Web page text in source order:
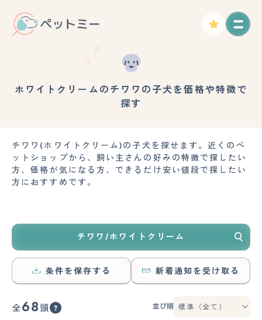
ホワイトクリームのチワワの子犬を価格や特徴で
探す
チワワ(ホワイトクリーム)の子犬を探せます。近くのペ
ットショップから、飼い主さんの好みの特徴で探したい
方、価格が気になる方、できるだけ安い値段で探したい
方におすすめです。
チワワ/ホワイトクリーム
条件を保存する 新着通知を受け取る
全68 頭 並び順